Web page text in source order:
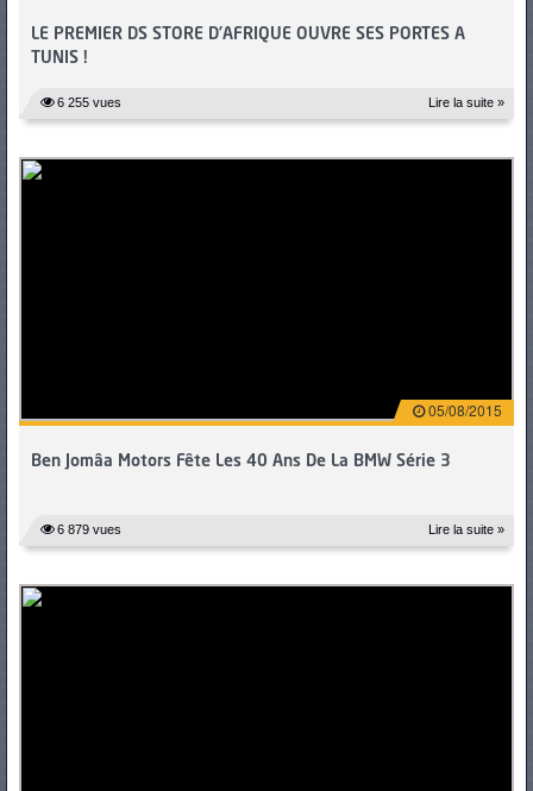
LE PREMIER DS STORE D’AFRIQUE OUVRE SES PORTES A
TUNIS !
6 255 vues Lire la suite »
05/08/2015
Ben Jomâa Motors Fête Les 40 Ans De La BMW Série 3
6 879 vues Lire la suite »